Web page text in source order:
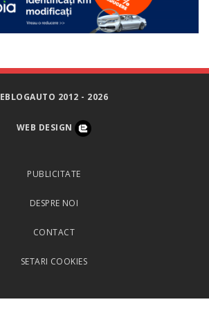
EBLOGAUTO 2012 - 2026
WEB DESIGN
PUBLICITATE
DESPRE NOI
CONTACT
SETARI COOKIES